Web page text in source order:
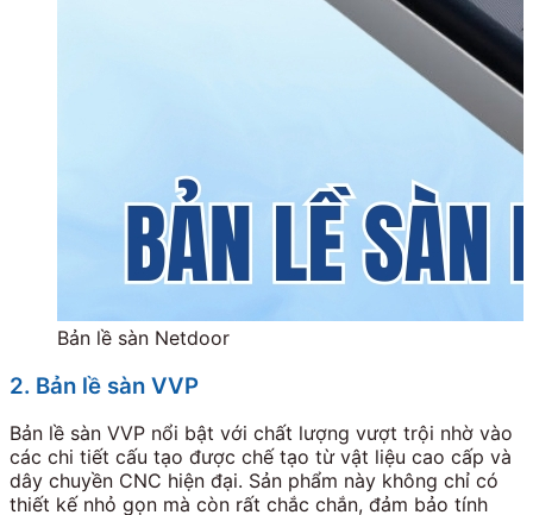
Bản lề sàn Netdoor
2. Bản lề sàn VVP
Bản lề sàn VVP nổi bật với chất lượng vượt trội nhờ vào
các chi tiết cấu tạo được chế tạo từ vật liệu cao cấp và
dây chuyền CNC hiện đại. Sản phẩm này không chỉ có
thiết kế nhỏ gọn mà còn rất chắc chắn, đảm bảo tính